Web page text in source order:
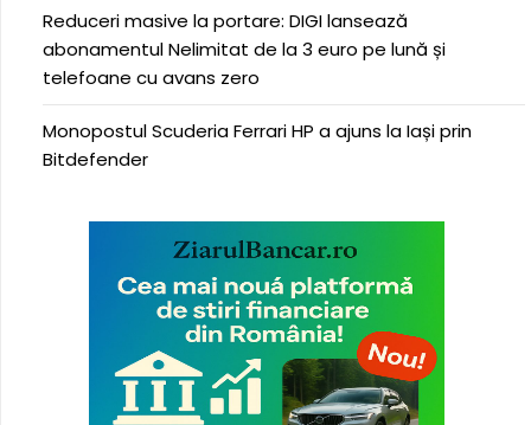
Reduceri masive la portare: DIGI lansează
abonamentul Nelimitat de la 3 euro pe lună și
telefoane cu avans zero
Monopostul Scuderia Ferrari HP a ajuns la Iași prin
Bitdefender